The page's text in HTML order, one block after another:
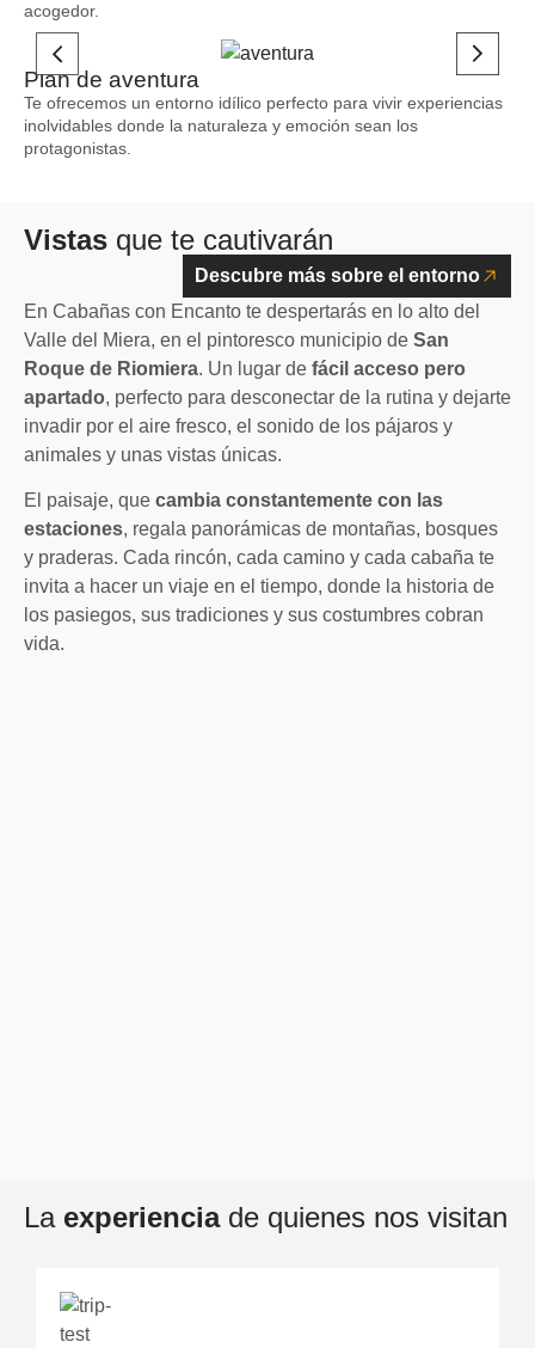
acogedor.
Plan de aventura
Te ofrecemos un entorno idílico perfecto para vivir experiencias
inolvidables donde la naturaleza y emoción sean los
protagonistas.
Vistas que te cautivarán
Descubre más sobre el entorno
En Cabañas con Encanto te despertarás en lo alto del
Valle del Miera, en el pintoresco municipio de San
Roque de Riomiera. Un lugar de fácil acceso pero
apartado, perfecto para desconectar de la rutina y dejarte
invadir por el aire fresco, el sonido de los pájaros y
animales y unas vistas únicas.
El paisaje, que cambia constantemente con las
estaciones, regala panorámicas de montañas, bosques
y praderas. Cada rincón, cada camino y cada cabaña te
invita a hacer un viaje en el tiempo, donde la historia de
los pasiegos, sus tradiciones y sus costumbres cobran
vida.
La experienciade quienes nos visitan